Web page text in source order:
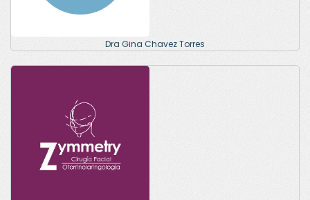
Dra Gina Chavez Torres